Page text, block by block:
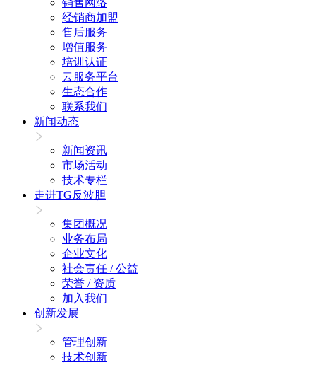
销售网络
经销商加盟
售后服务
增值服务
培训认证
云服务平台
生态合作
联系我们
新闻动态
新闻资讯
市场活动
技术专栏
走进TG反波胆
集团概况
业务布局
企业文化
社会责任 / 公益
荣誉 / 资质
加入我们
创新发展
管理创新
技术创新